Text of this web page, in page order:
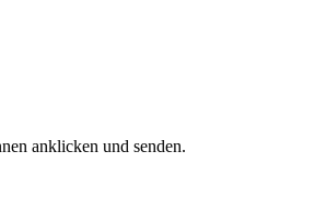
anklicken und senden.